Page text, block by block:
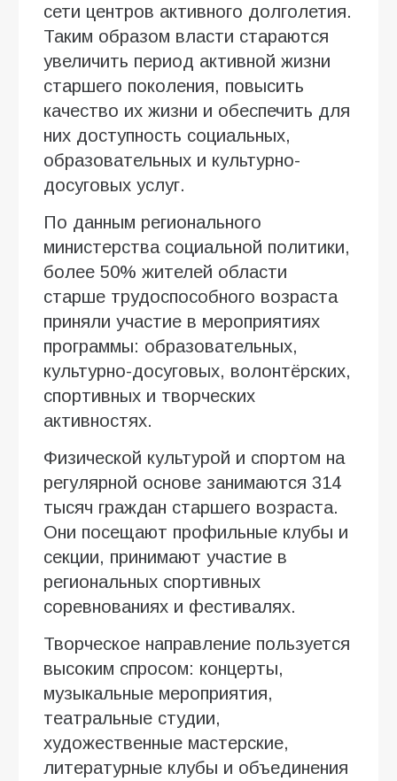
сети центров активного долголетия.
Таким образом власти стараются
увеличить период активной жизни
старшего поколения, повысить
качество их жизни и обеспечить для
них доступность социальных,
образовательных и культурно-
досуговых услуг.
По данным регионального
министерства социальной политики,
более 50% жителей области
старше трудоспособного возраста
приняли участие в мероприятиях
программы: образовательных,
культурно-досуговых, волонтёрских,
спортивных и творческих
активностях.
Физической культурой и спортом на
регулярной основе занимаются 314
тысяч граждан старшего возраста.
Они посещают профильные клубы и
секции, принимают участие в
региональных спортивных
соревнованиях и фестивалях.
Творческое направление пользуется
высоким спросом: концерты,
музыкальные мероприятия,
театральные студии,
художественные мастерские,
литературные клубы и объединения